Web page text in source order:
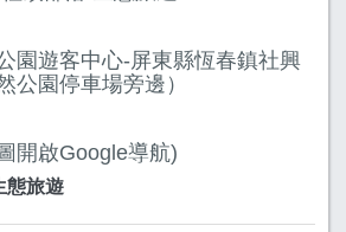
園遊客中心-屏東縣恆春鎮社興
公園停車場旁邊）
開啟Google導航)